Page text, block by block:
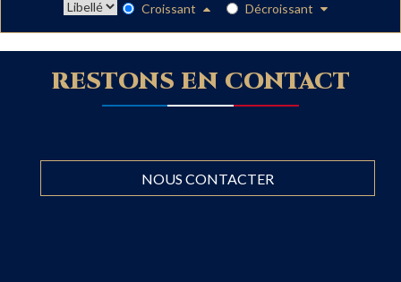
Croissant Décroissant
RESTONS EN CONTACT
NOUS CONTACTER